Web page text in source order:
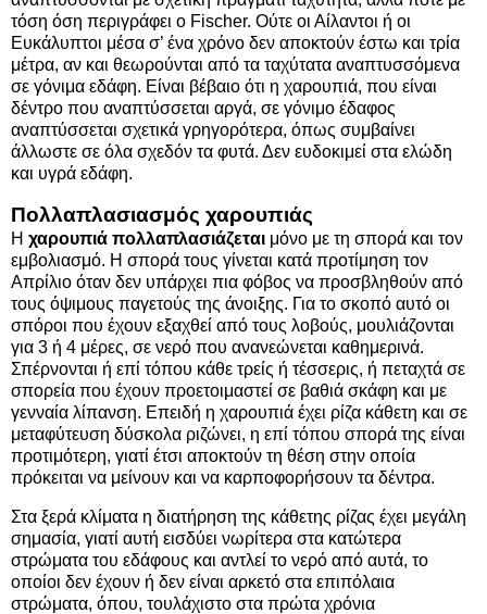
τόση όση περιγράφει ο Fischer. Ούτε οι Αίλαντοι ή οι
Ευκάλυπτοι μέσα σ’ ένα χρόνο δεν αποκτούν έστω και τρία
μέτρα, αν και θεωρούνται από τα ταχύτατα αναπτυσσόμενα
σε γόνιμα εδάφη. Είναι βέβαιο ότι η χαρουπιά, που είναι
δέντρο που αναπτύσσεται αργά, σε γόνιμο έδαφος
αναπτύσσεται σχετικά γρηγορότερα, όπως συμβαίνει
άλλωστε σε όλα σχεδόν τα φυτά. Δεν ευδοκιμεί στα ελώδη
και υγρά εδάφη.
Πολλαπλασιασμός χαρουπιάς
Η χαρουπιά πολλαπλασιάζεται μόνο με τη σπορά και τον
εμβολιασμό. Η σπορά τους γίνεται κατά προτίμηση τον
Απρίλιο όταν δεν υπάρχει πια φόβος να προσβληθούν από
τους όψιμους παγετούς της άνοιξης. Για το σκοπό αυτό οι
σπόροι που έχουν εξαχθεί από τους λοβούς, μουλιάζονται
για 3 ή 4 μέρες, σε νερό που ανανεώνεται καθημερινά.
Σπέρνονται ή επί τόπου κάθε τρείς ή τέσσερις, ή πεταχτά σε
σπορεία που έχουν προετοιμαστεί σε βαθιά σκάφη και με
γενναία λίπανση. Επειδή η χαρουπιά έχει ρίζα κάθετη και σε
μεταφύτευση δύσκολα ριζώνει, η επί τόπου σπορά της είναι
προτιμότερη, γιατί έτσι αποκτούν τη θέση στην οποία
πρόκειται να μείνουν και να καρποφορήσουν τα δέντρα.
Στα ξερά κλίματα η διατήρηση της κάθετης ρίζας έχει μεγάλη
σημασία, γιατί αυτή εισδύει νωρίτερα στα κατώτερα
στρώματα του εδάφους και αντλεί το νερό από αυτά, το
οποίοι δεν έχουν ή δεν είναι αρκετό στα επιπόλαια
στρώματα, όπου, τουλάχιστο στα πρώτα χρόνια